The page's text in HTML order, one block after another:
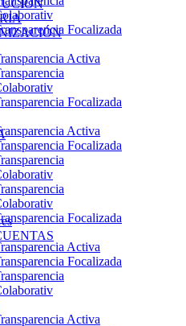
Focalizada
Activa
Focalizada
Activa
Focalizada
Focalizada
Activa
Focalizada
Activa